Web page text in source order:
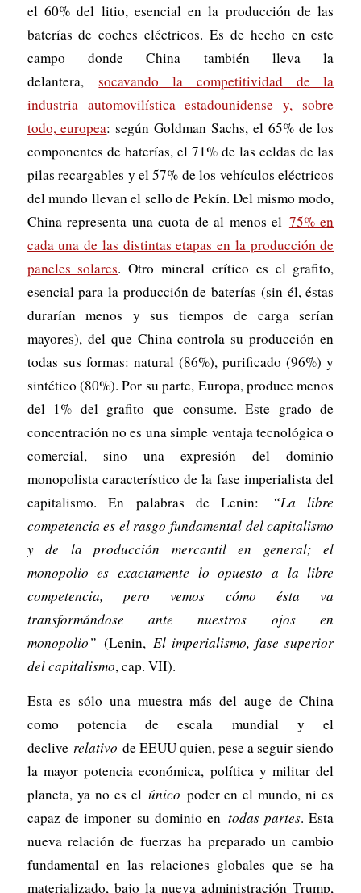
el 60% del litio, esencial en la producción de las
baterías de coches eléctricos. Es de hecho en este
campo donde China también lleva la
delantera,socavando la competitividad de la
industria automovilística estadounidense y, sobre
todo, europea: según Goldman Sachs, el 65% de los
componentes de baterías, el 71% de las celdas de las
pilas recargables y el 57% de los vehículos eléctricos
del mundo llevan el sello de Pekín. Del mismo modo,
China representa una cuota de al menos el 75% en
cada una de las distintas etapas en la producción de
paneles solares. Otro mineral crítico es el grafito,
esencial para la producción de baterías (sin él, éstas
durarían menos y sus tiempos de carga serían
mayores), del que China controla su producción en
todas sus formas: natural (86%), purificado (96%) y
sintético (80%). Por su parte, Europa, produce menos
del 1% del grafito que consume. Este grado de
concentración no es una simple ventaja tecnológica o
comercial, sino una expresión del dominio
monopolista característico de la fase imperialista del
capitalismo. En palabras de Lenin:
“La libre
competencia es el rasgo fundamental del capitalismo
y de la producción mercantil en general; el
monopolio es exactamente lo opuesto a la libre
competencia, pero vemos cómo ésta va
transformándose ante nuestros ojos en
monopolio” (Lenin, El imperialismo, fase superior
del capitalismo, cap. VII).
Esta es sólo una muestra más del auge de China
como potencia de escala mundial y el
declive relativo de EEUU quien, pese a seguir siendo
la mayor potencia económica, política y militar del
planeta, ya no es el único poder en el mundo, ni es
capaz de imponer su dominio en todas partes. Esta
nueva relación de fuerzas ha preparado un cambio
fundamental en las relaciones globales que se ha
materializado, bajo la nueva administración Trump,